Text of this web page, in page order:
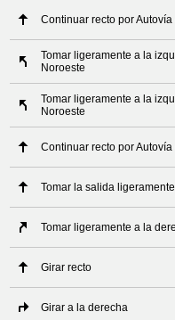
Continuar recto por
Tomar ligeramente a la
Noroeste
Tomar ligeramente a la
Noroeste
Continuar recto por
Tomar la salida
Tomar ligeramente a la
Girar recto
Girar a la derecha